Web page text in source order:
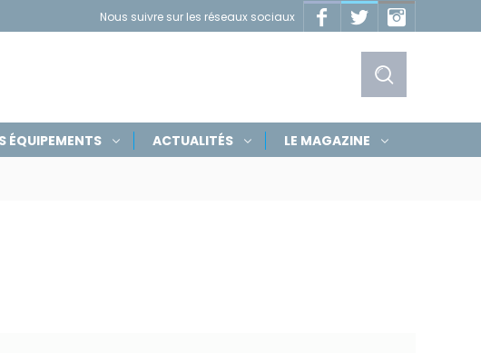
Afficher
le
Nous suivre sur les réseaux sociaux
Masquer
les
FacebookTwitterInstagram
ÉQUIPEMENTS ACTUALITÉS LE MAGAZINE